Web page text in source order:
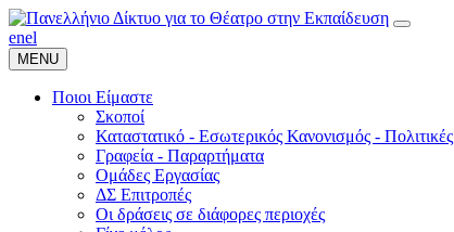
enel
MENU
Ποιοι Είμαστε
Σκοποί
Καταστατικό - Εσωτερικός Κανονισμός - Πολιτικές
Γραφεία - Παραρτήματα
Ομάδες Εργασίας
ΔΣ Επιτροπές
Οι δράσεις σε διάφορες περιοχές